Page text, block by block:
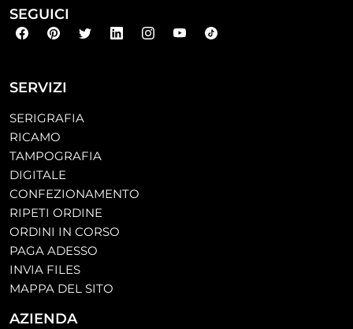
SERVIZI
SERIGRAFIA
RICAMO
TAMPOGRAFIA
DIGITALE
CONFEZIONAMENTO
RIPETI ORDINE
ORDINI IN CORSO
PAGA ADESSO
INVIA FILES
MAPPA DEL SITO
AZIENDA
SEGUICI